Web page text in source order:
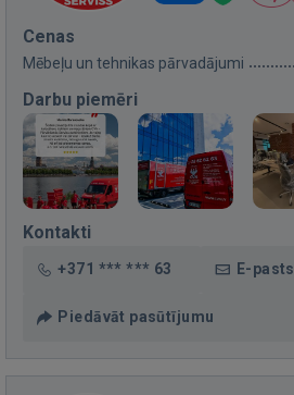
Cenas
Mēbeļu un tehnikas pārvadājumi
Darbu piemēri
Kontakti
+371 *** *** 63 E-pasts
Piedāvāt pasūtījumu